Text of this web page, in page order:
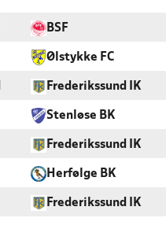
BSF
Ølstykke FC
Frederikssund IK
Stenløse BK
Frederikssund IK
Herfølge BK
Frederikssund IK